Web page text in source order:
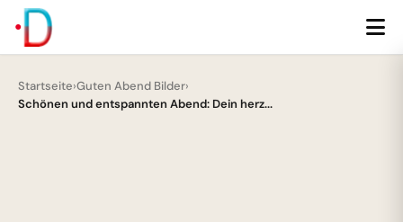
Startseite›Guten Abend Bilder›
Schönen und entspannten Abend: Dein herz...